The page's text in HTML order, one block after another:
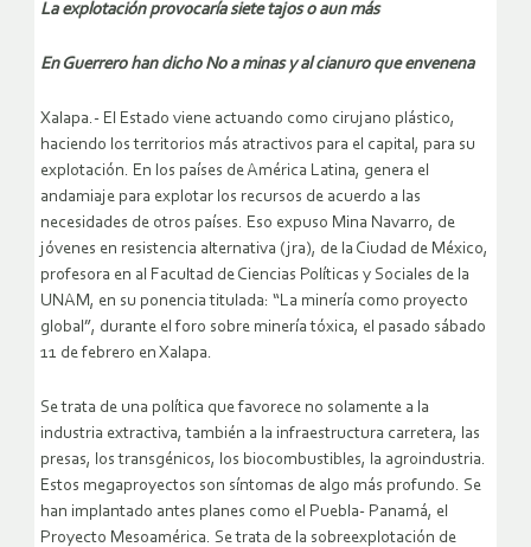
La explotación provocaría siete tajos o aun más
En Guerrero han dicho No a minas y al cianuro que envenena
Xalapa.- El Estado viene actuando como cirujano plástico,
haciendo los territorios más atractivos para el capital, para su
explotación. En los países de América Latina, genera el
andamiaje para explotar los recursos de acuerdo a las
necesidades de otros países. Eso expuso Mina Navarro, de
jóvenes en resistencia alternativa (jra), de la Ciudad de México,
profesora en al Facultad de Ciencias Políticas y Sociales de la
UNAM, en su ponencia titulada: “La minería como proyecto
global”, durante el foro sobre minería tóxica, el pasado sábado
11 de febrero en Xalapa.
Se trata de una política que favorece no solamente a la
industria extractiva, también a la infraestructura carretera, las
presas, los transgénicos, los biocombustibles, la agroindustria.
Estos megaproyectos son síntomas de algo más profundo. Se
han implantado antes planes como el Puebla- Panamá, el
Proyecto Mesoamérica. Se trata de la sobreexplotación de